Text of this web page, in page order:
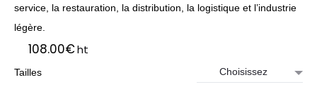
service, la restauration, la distribution, la logistique et l’industrie
légère.
108.00€ht
Tailles